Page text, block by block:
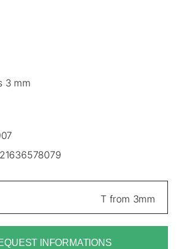
3 mm
INFORMATIONS